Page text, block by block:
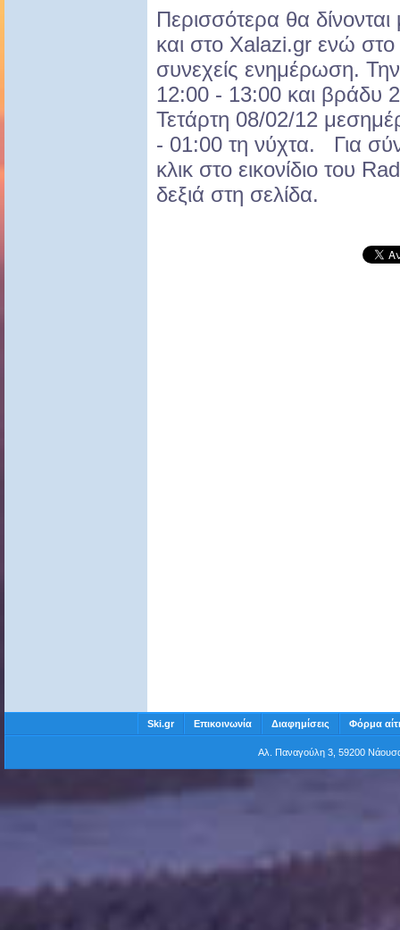
Περισσότερα θα
και στο Xalazi.gr ενώ
συνεχείς ενημέρωση.
12:00 - 13:00 και βράδυ
Τετάρτη 08/02/12
- 01:00 τη νύχτα. Για
κλικ στο εικονίδιο του
δεξιά στη σελίδα.
Ski.gr Επικοινωνία Διαφημίσεις Φόρμα
Αλ. Παναγούλη 3, 59200